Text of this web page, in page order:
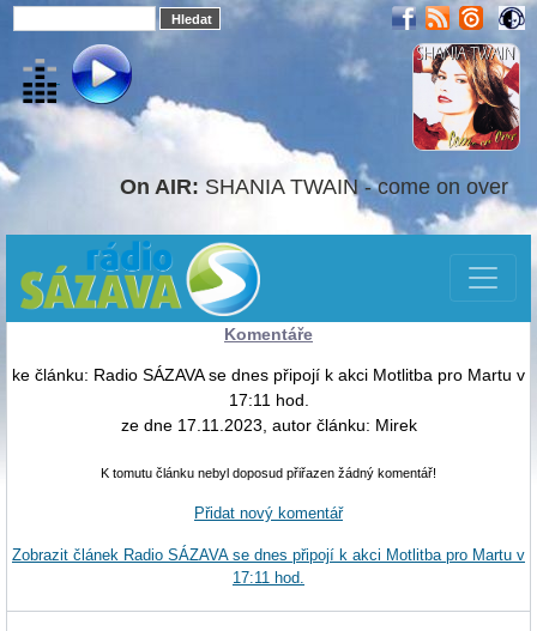
On AIR: SHANIA TWAIN - come on over
Komentáře
ke článku: Radio SÁZAVA se dnes připojí k akci Motlitba pro Martu v
17:11 hod.
ze dne 17.11.2023, autor článku: Mirek
K tomutu článku nebyl doposud přiřazen žádný komentář!
Přidat nový komentář
Zobrazit článek Radio SÁZAVA se dnes připojí k akci Motlitba pro Martu v
17:11 hod.